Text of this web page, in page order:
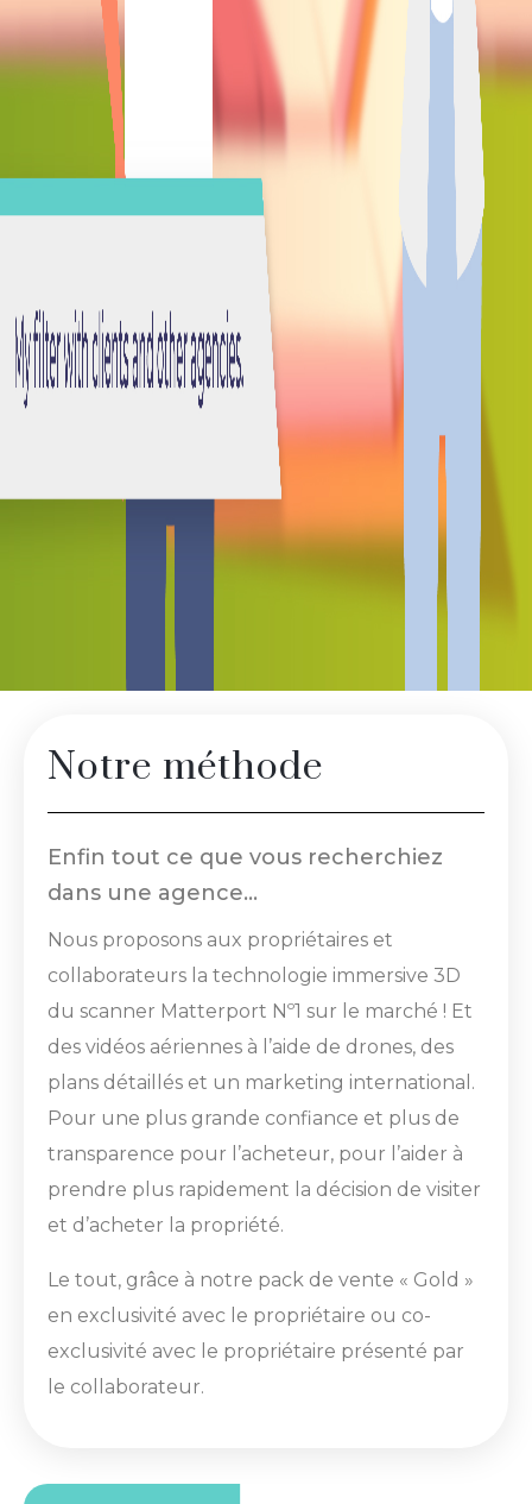
Notre méthode
Enfin tout ce que vous recherchiez
dans une agence…
Nous proposons aux propriétaires et
collaborateurs la technologie immersive 3D
du scanner Matterport Nº1 sur le marché ! Et
des vidéos aériennes à l’aide de drones, des
plans détaillés et un marketing international.
Pour une plus grande confiance et plus de
transparence pour l’acheteur, pour l’aider à
prendre plus rapidement la décision de visiter
et d’acheter la propriété.
Le tout, grâce à notre pack de vente « Gold »
en exclusivité avec le propriétaire ou co-
exclusivité avec le propriétaire présenté par
le collaborateur.